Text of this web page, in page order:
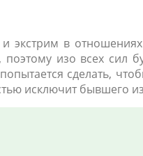
экстрим в
изо всех сил
сделать,
исключит бывшего